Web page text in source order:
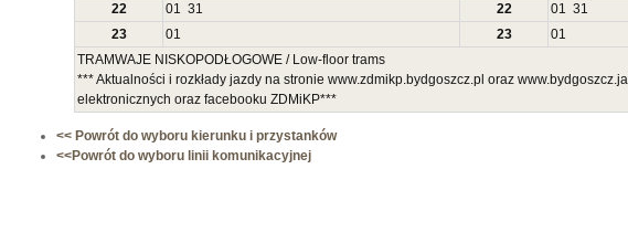
22
01 31 22 01 31
23
01 23 01
TRAMWAJE NISKOPODŁOGOWE / Low-floor trams
*** Aktualności i rozkłady jazdy na stronie www.zdmikp.bydgoszcz.pl oraz
elektronicznych oraz facebooku ZDMiKP***
<< Powrót do wyboru kierunku i przystanków
<<Powrót do wyboru linii komunikacyjnej